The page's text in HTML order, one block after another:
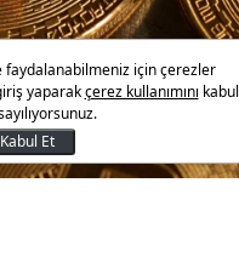
faydalanabilmeniz için çerezler
yaparakçerez kullanımını kabul
Kabul Et